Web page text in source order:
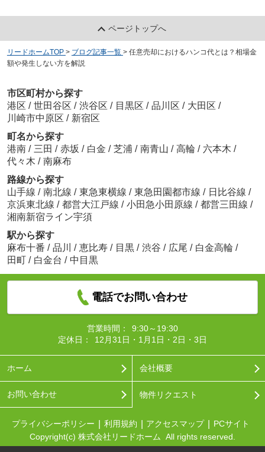
ページトップへ
リードホームTOP > ブログ記事一覧 > 任意売却におけるハンコ代とは？相場金
額や発生しない方を解説
市区町村から探す
港区 / 世田谷区 / 渋谷区 / 目黒区 / 品川区 / 大田区 /
川崎市中原区 / 新宿区
町名から探す
港南 / 三田 / 赤坂 / 白金 / 芝浦 / 南青山 / 高輪 / 六本木 /
代々木 / 南麻布
路線から探す
山手線 / 南北線 / 東急東横線 / 東急田園都市線 / 日比谷線 /
京浜東北線 / 都営大江戸線 / 小田急小田原線 / 都営三田線 /
湘南新宿ライン宇須
駅から探す
麻布十番 / 品川 / 恵比寿 / 目黒 / 渋谷 / 広尾 / 白金高輪 /
田町 / 白金台 / 中目黒
電話でお問い合わせ
営業時間：
9:30～19:30
定休日：
12月31日・1月1日・2日・3日
ホーム 会社概要
お問い合わせ 物件リクエスト
プライバシーポリシー 利用規約 アクセスマップ
PCサイト
Copyright(c) 株式会社リードホーム All rights reserved.